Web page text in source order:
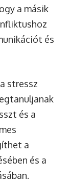
a másik
és
stressz
és a
a
és a